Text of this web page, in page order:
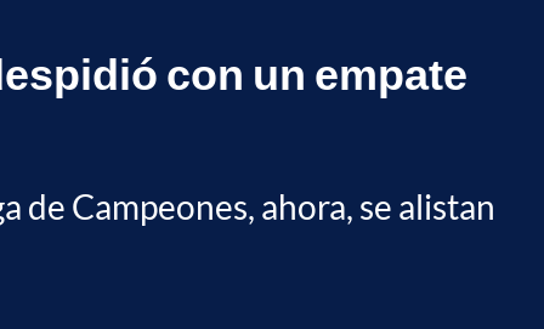
con un empate
de Campeones, ahora, se alistan